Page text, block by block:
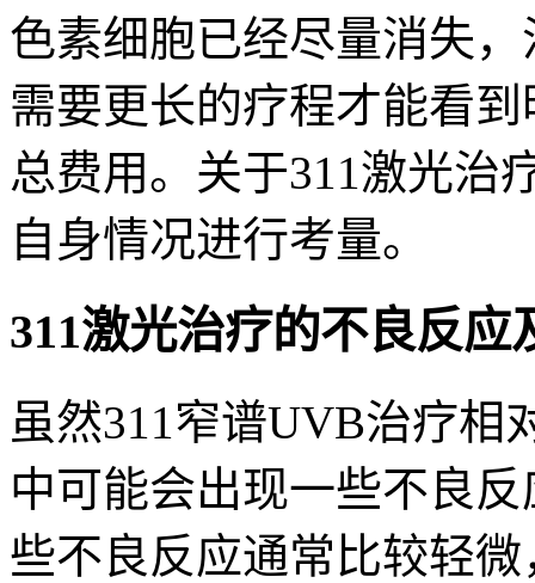
色素细胞已经尽量消失
需要更长的疗程才能看
总费用。关于311激光治
自身情况进行考量。
311激光治疗的不良反应
虽然311窄谱UVB治疗相
中可能会出现一些不良
些不良反应通常比较轻